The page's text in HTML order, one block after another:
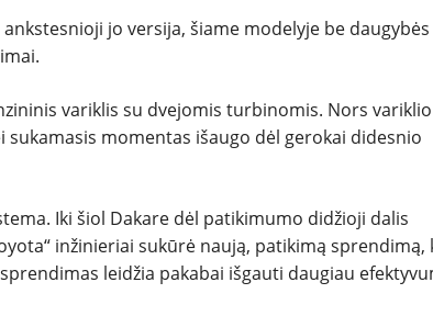
REPORTAŽAI
PATARIMAI
ĮVAIRENYBĖS
jo versija, šiame modelyje be daugybės
variklis su dvejomis turbinomis. Nors variklio
momentas išaugo dėl gerokai didesnio
Iki šiol Dakare dėl patikimumo didžioji dalis
inžinieriai sukūrė naują, patikimą sprendimą,
leidžia pakabai išgauti daugiau